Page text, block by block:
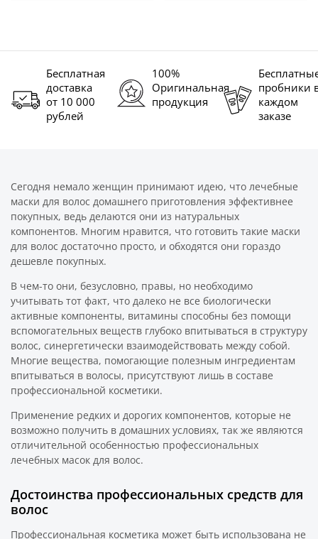
Бесплатная
доставка
от 10 000
рублей
100%
Оригинальная
продукция
пробники
каждом
заказе
Сегодня немало женщин принимают идею, что лечебные
маски для волос домашнего приготовления эффективнее
покупных, ведь делаются они из натуральных
компонентов. Многим нравится, что готовить такие маски
для волос достаточно просто, и обходятся они гораздо
дешевле покупных.
В чем-то они, безусловно, правы, но необходимо
учитывать тот факт, что далеко не все биологически
активные компоненты, витамины способны без помощи
вспомогательных веществ глубоко впитываться в структуру
волос, синергетически взаимодействовать между собой.
Многие вещества, помогающие полезным ингредиентам
впитываться в волосы, присутствуют лишь в составе
профессиональной косметики.
Применение редких и дорогих компонентов, которые не
возможно получить в домашних условиях, так же являются
отличительной особенностью профессиональных
лечебных масок для волос.
Достоинства профессиональных средств для
волос
Профессиональная косметика может быть использована не